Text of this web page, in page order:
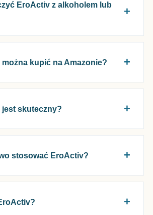
EroActiv z alkoholem lub
kupić na Amazonie?
skuteczny?
stosować EroActiv?